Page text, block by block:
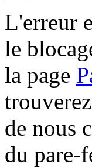
L'erreur
le
la page
de nous
du pare-